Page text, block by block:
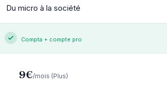
Du micro à la société
Compta + compte pro
9€/mois (Plus)